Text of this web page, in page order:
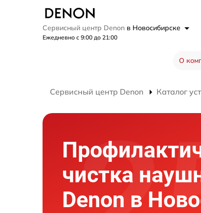
Сервисный центр Denon в Новосибирске
Ежедневно с 9:00 до 21:00
О
Сервисный центр Denon Каталог
чистка
Denon в